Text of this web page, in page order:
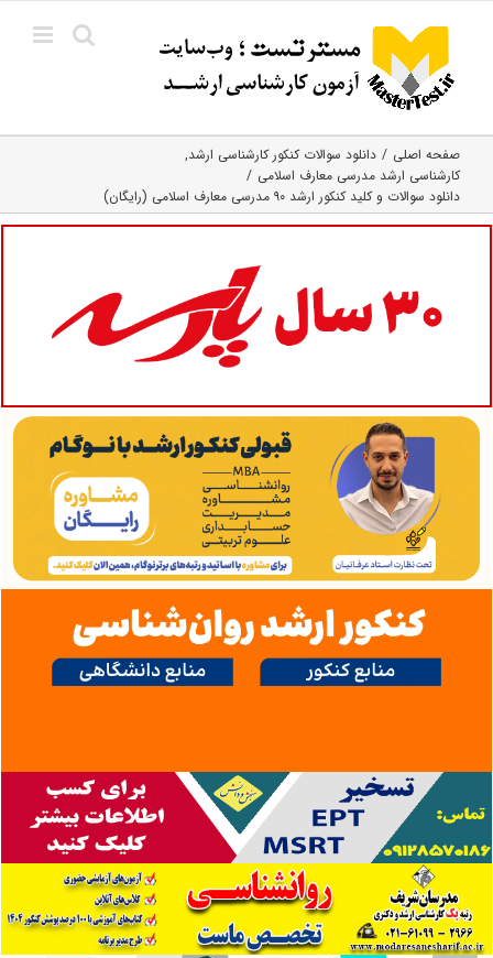
content
صفحه اصلی
دانلود سوالات کنکور کارشناسی ارشد
کارشناسی ارشد مدرسی معارف اسلامی
دانلود سوالات و کلید کنکور ارشد ۹۰ مدرسی معارف اسلامی (رایگان)